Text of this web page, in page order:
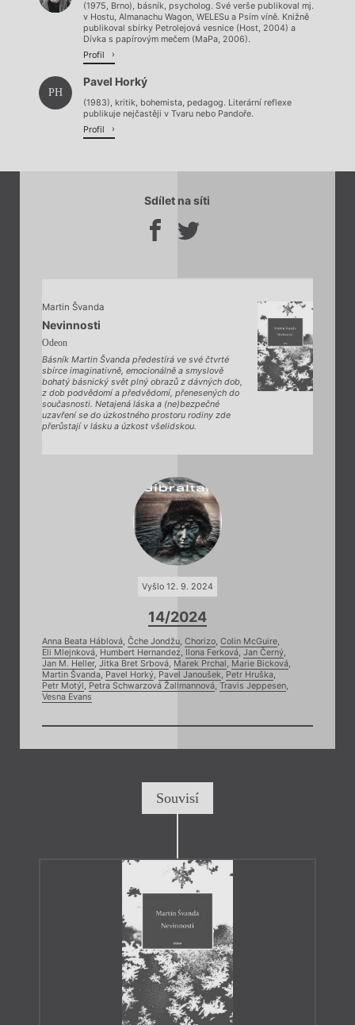
(1975, Brno), básník, psycholog. Své verše publikoval mj.
v Hostu, Almanachu Wagon, WELESu a Psím víně. Knižně
publikoval sbírky Petrolejová vesnice (Host, 2004) a
Dívka s papírovým mečem (MaPa, 2006).
Profil
PH
Pavel Horký
(1983), kritik, bohemista, pedagog. Literární reflexe
publikuje nejčastěji v Tvaru nebo Pandoře.
Profil
Sdílet na síti
Martin Švanda
Nevinnosti
Odeon
Básník Martin Švanda předestírá ve své čtvrté
sbírce imaginativně, emocionálně a smyslově
bohatý básnický svět plný obrazů z dávných dob,
z dob podvědomí a předvědomí, přenesených do
současnosti. Netajená láska a (ne)bezpečné
uzavření se do úzkostného prostoru rodiny zde
přerůstají v lásku a úzkost všelidskou.
Vyšlo 12. 9. 2024
14/2024
Anna Beata Háblová, Čche Jondžu, Chorizo, Colin McGuire,
Eli Mlejnková, Humbert Hernandez, Ilona Ferková, Jan Černý,
Jan M. Heller, Jitka Bret Srbová, Marek Prchal , Marie Bicková,
Martin Švanda, Pavel Horký, Pavel Janoušek, Petr Hruška,
Petr Motýl , Petra Schwarzová Žallmannová, Travis Jeppesen,
Vesna Evans
Souvisí